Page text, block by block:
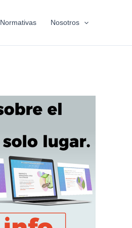
Normativas Nosotros